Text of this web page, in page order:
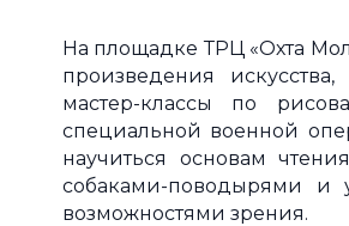
На площадке ТРЦ «Охта
произведения
мастер-классы по
специальной военной
научиться основам
собаками-поводырями и
возможностями зрения.